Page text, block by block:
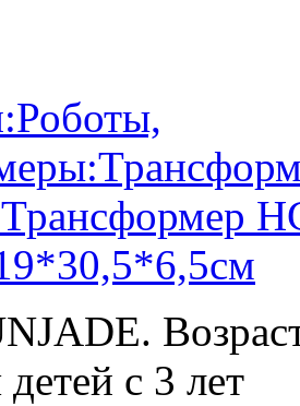
с 3 лет